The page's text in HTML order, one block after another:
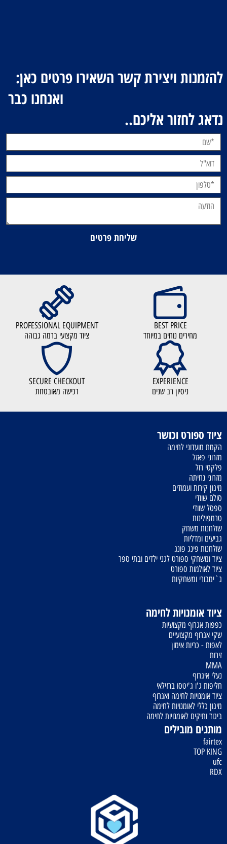
להזמנות ויצירת קשר השאירו פרטים כאן:
ואנחנו כבר
נדאג לחזור אליכם..
BEST PRICE
מחירים נוחים במיוחד
PROFESSIONAL EQUIPMENT
ציוד מקצועי ברמה גבוהה
EXPERIENCE
ניסיון רב שנים
SECURE CHECKOUT
רכישה מאובטחת
ציוד ספורט וכושר
הקמת מועדוני לחימה
מזרוני פאזל
פלקסי רול
מזרוני נחיתה
מיגון קירות ועמודים
סולם שוודי
ספסל שוודי
טרמפולינות
שולחנות משחק
גביעים ומדליות
שולחנות פינג פונג
ציוד ומשחקי ספורט לגני ילדים ובתי ספר
ציוד לאולמות ספורט
ג`ימבורי ומשחקיות
ציוד אומנויות לחימה
כפפות אגרוף מקצועיות
שקי אגרוף מקצועיים
לאפות - כריות אימון
זירות
MMA
נעלי איגרוף
חליפות ג'ו ג'יטסו ברזילאי
ציוד אומנויות לחימה ואגרוף
מיגון כללי לאומנויות לחימה
ביגוד ותיקים לאומנויות לחימה
מותגים מובילים
fairtex
TOP KING
ufc
RDX